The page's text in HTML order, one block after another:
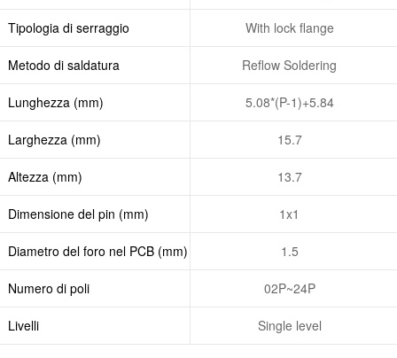
Tipologia di serraggio With lock flange
Metodo di saldatura Reflow Soldering
Lunghezza (mm) 5.08*(P-1)+5.84
Larghezza (mm) 15.7
Altezza (mm) 13.7
Dimensione del pin (mm) 1x1
Diametro del foro nel PCB (mm) 1.5
Numero di poli 02P~24P
Livelli Single level